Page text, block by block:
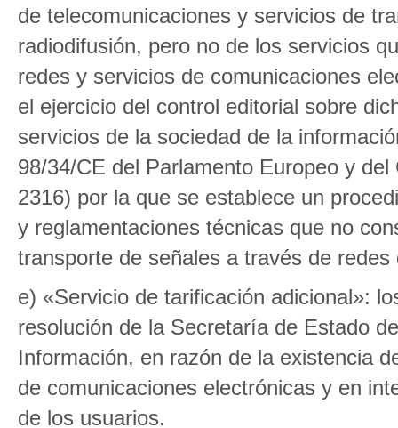
de telecomunicaciones y servicios de
radiodifusión, pero no de los servicios
redes y servicios de comunicaciones
el ejercicio del control editorial sobre
servicios de la sociedad de la
98/34/CE del Parlamento Europeo y
2316) por la que se establece un
y reglamentaciones técnicas que no
transporte de señales a través de
e) «Servicio de tarificación adicional»:
resolución de la Secretaría de Estado
Información, en razón de la existencia
de comunicaciones electrónicas y en
de los usuarios.